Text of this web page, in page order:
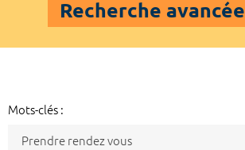
Recherche avancée
Mots-clés :